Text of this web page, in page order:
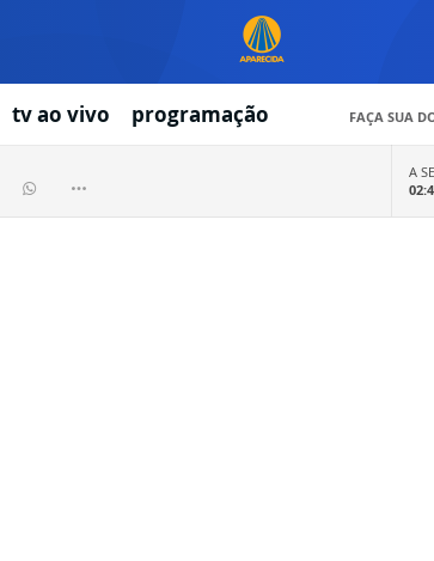
tv ao vivo programação FAÇA SUA
A